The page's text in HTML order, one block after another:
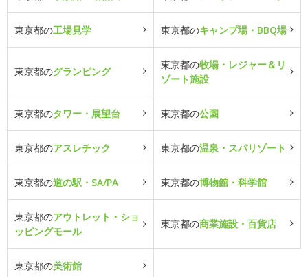
東京都の工場見学 東京都のキャンプ場・BBQ場
東京都のグランピング
東京都の牧場・レジャー＆リ
ゾート施設
東京都のタワー・展望台 東京都の公園
東京都のアスレチック 東京都の温泉・スパリゾート
東京都の道の駅・SA/PA 東京都の博物館・科学館
東京都のアウトレット・ショ
ッピングモール
東京都の商業施設・百貨店
東京都の美術館